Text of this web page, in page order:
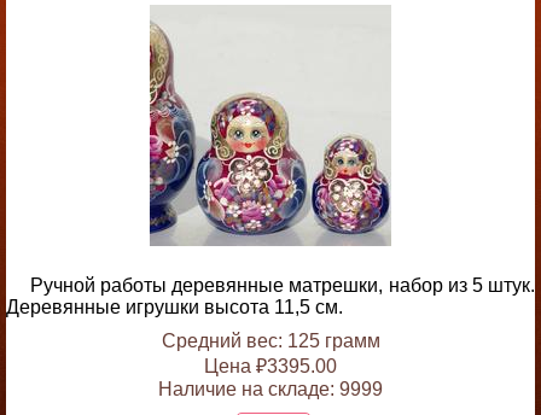
Ручной работы деревянные матрешки, набор из 5 штук.
Деревянные игрушки высота 11,5 см.
Средний вес: 125 грамм
Цена ₽3395.00
Наличие на складе: 9999